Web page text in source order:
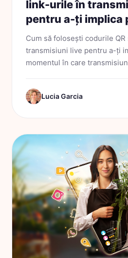
link-urile în
pentru a-ți implica
Cum să folosești codurile
transmisiuni live pentru a-ți
momentul în care
publicului. Spectatorii
Lucia Garcia